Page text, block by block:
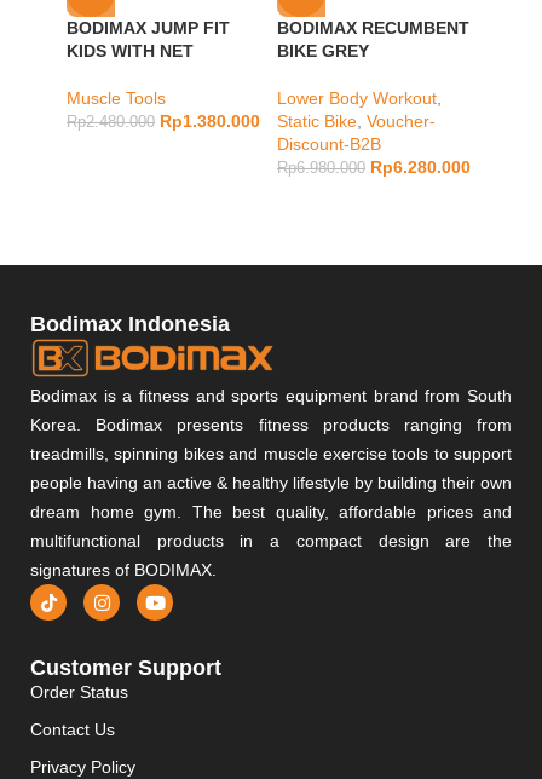
BODIMAX JUMP FIT
KIDS WITH NET
Muscle Tools
Rp2.480.000 Rp1.380.000
BODIMAX RECUMBENT
BIKE GREY
Lower Body Workout
Static Bike Voucher-
Discount-B2B
Rp6.980.000 Rp6.280.000
Bodimax Indonesia
Bodimax is a fitness and sports equipment brand from South
Korea. Bodimax presents fitness products ranging from
treadmills, spinning bikes and muscle exercise tools to support
people having an active & healthy lifestyle by building their own
dream home gym. The best quality, affordable prices and
multifunctional products in a compact design are the
signatures of BODIMAX.
Customer Support
Order Status
Contact Us
Privacy Policy